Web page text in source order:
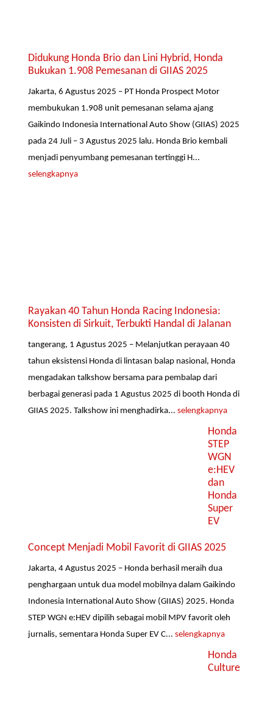
Didukung Honda Brio dan Lini Hybrid, Honda
Bukukan 1.908 Pemesanan di GIIAS 2025
Jakarta, 6 Agustus 2025 – PT Honda Prospect Motor
membukukan 1.908 unit pemesanan selama ajang
Gaikindo Indonesia International Auto Show (GIIAS) 2025
pada 24 Juli – 3 Agustus 2025 lalu. Honda Brio kembali
menjadi penyumbang pemesanan tertinggi H...
selengkapnya
Rayakan 40 Tahun Honda Racing Indonesia:
Konsisten di Sirkuit, Terbukti Handal di Jalanan
tangerang, 1 Agustus 2025 – Melanjutkan perayaan 40
tahun eksistensi Honda di lintasan balap nasional, Honda
mengadakan talkshow bersama para pembalap dari
berbagai generasi pada 1 Agustus 2025 di booth Honda di
GIIAS 2025. Talkshow ini menghadirka...selengkapnya
Honda
STEP
WGN
e:HEV
dan
Honda
Super
EV
Concept Menjadi Mobil Favorit di GIIAS 2025
Jakarta, 4 Agustus 2025 – Honda berhasil meraih dua
penghargaan untuk dua model mobilnya dalam Gaikindo
Indonesia International Auto Show (GIIAS) 2025. Honda
STEP WGN e:HEV dipilih sebagai mobil MPV favorit oleh
jurnalis, sementara Honda Super EV C...selengkapnya
Honda
Culture